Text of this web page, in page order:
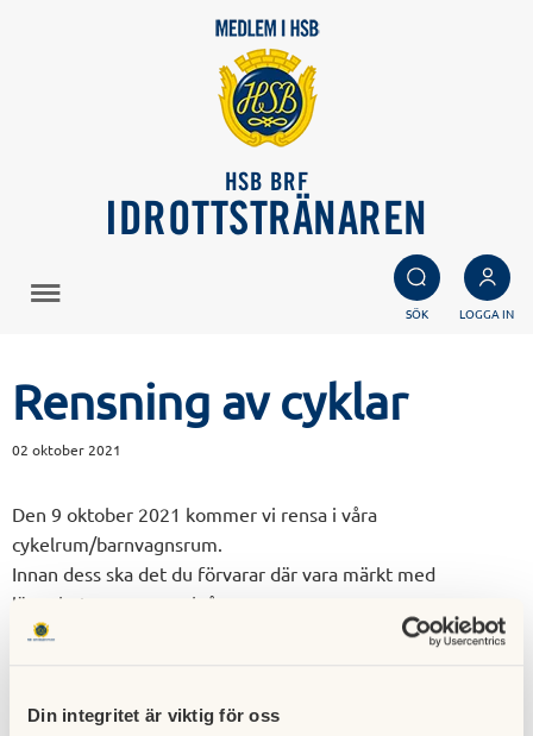
Din integritet är viktig för oss
HSB BRF
IDROTTSTRÄNAREN
SÖK LOGGA IN
Rensning av cyklar
02 oktober 2021
Den 9 oktober 2021 kommer vi rensa i våra
cykelrum/barnvagnsrum.
Innan dess ska det du förvarar där vara märkt med
lägenhetsnummer och år.